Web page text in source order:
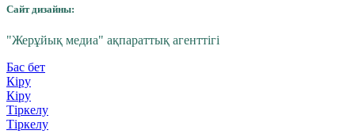
Сайт дизайны:
"Жерұйық медиа" ақпараттық агенттігі
Бас бет
Кіру
Кіру
Тіркелу
Тіркелу